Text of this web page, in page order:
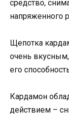
средство,
напряженного
Щепотка
очень
его
Кардамон
действием –